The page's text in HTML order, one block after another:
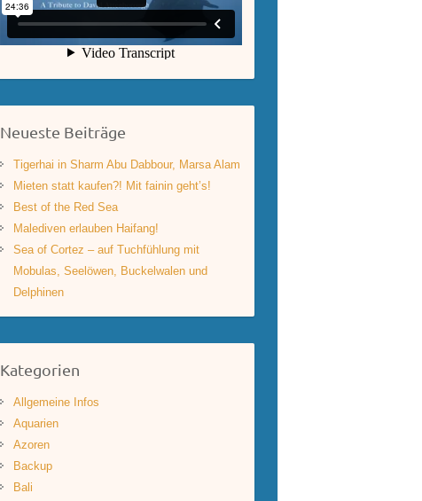
Neueste Beiträge
Tigerhai in Sharm Abu Dabbour, Marsa Alam
Mieten statt kaufen?! Mit fainin geht’s!
Best of the Red Sea
Malediven erlauben Haifang!
Sea of Cortez – auf Tuchfühlung mit
Mobulas, Seelöwen, Buckelwalen und
Delphinen
Kategorien
Allgemeine Infos
Aquarien
Azoren
Backup
Bali